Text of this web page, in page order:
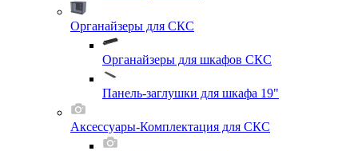
Органайзеры для СКС
Органайзеры для шкафов СКС
Панель-заглушки для шкафа 19"
Аксессуары-Комплектация для СКС